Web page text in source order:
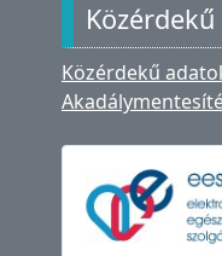
Közérdekű